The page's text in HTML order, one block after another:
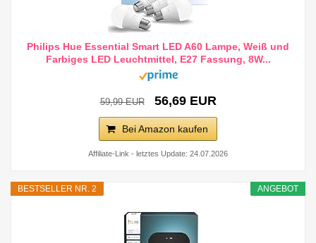
Philips Hue Essential Smart LED A60 Lampe, Weiß und
Farbiges LED Leuchtmittel, E27 Fassung, 8W...
59,99 EUR 56,69 EUR
Bei Amazon kaufen
Affiliate-Link - letztes Update: 24.07.2026
ANGEBOT
BESTSELLER NR. 2